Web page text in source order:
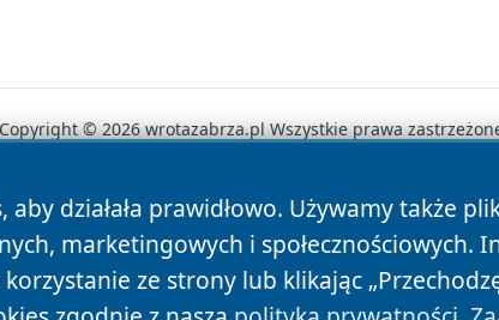
działała prawidłowo. Używamy także
marketingowych i
ze strony lub klikając
© 2026 wrotazabrza.pl Wszystkie prawa
Autorzy Polityka Prywatności Polityka